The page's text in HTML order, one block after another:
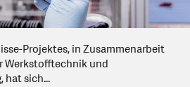
Projektes, in Zusammenarbeit
Werkstofftechnik und
hat sich...